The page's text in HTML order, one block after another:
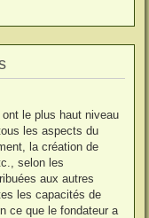
le plus haut niveau
les aspects du
la création de
selon les
aux autres
les capacités de
ce que le fondateur a